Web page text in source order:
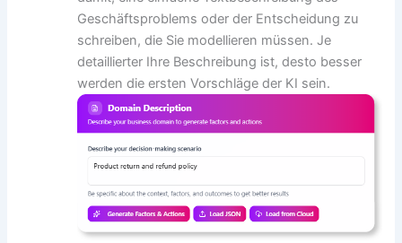
Geschäftsproblems oder der Entscheidung zu
schreiben, die Sie modellieren müssen. Je
detaillierter Ihre Beschreibung ist, desto besser
werden die ersten Vorschläge der KI sein.